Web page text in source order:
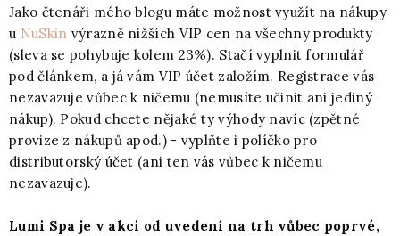
Jako čtenáři mého blogu máte možnost využít na nákupy
u NuSkin výrazně nižších VIP cen na všechny produkty
(sleva se pohybuje kolem 23%). Stačí vyplnit formulář
pod článkem, a já vám VIP účet založím. Registrace vás
nezavazuje vůbec k ničemu (nemusíte učinit ani jediný
nákup). Pokud chcete nějaké ty výhody navíc (zpětné
provize z nákupů apod.) - vyplňte i políčko pro
distributorský účet (ani ten vás vůbec k ničemu
nezavazuje).
Lumi Spa je v akci od uvedení na trh vůbec poprvé,